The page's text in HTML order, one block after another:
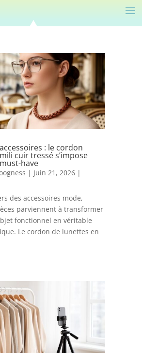
: le cordon
cuir tressé s’impose
have
| Juin 21, 2026 |
des accessoires mode,
parviennent à transformer
fonctionnel en véritable
Le cordon de lunettes en